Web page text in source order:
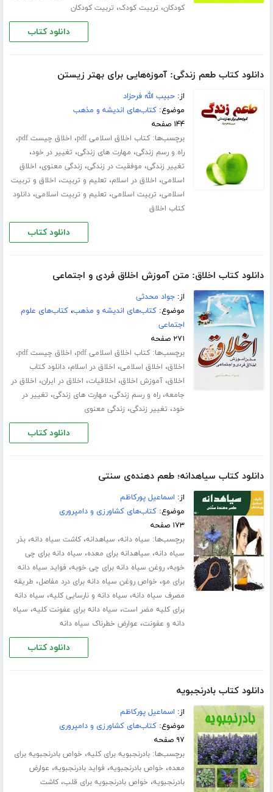
کودکان، تربیت کودک، تربیت کودکان
دانلود کتاب
دانلود کتاب طعم زندگی: آموزه‌هایی برای بهتر زیستن
از:حبیب الله فرحزاد
موضوع:کتاب‌های اندیشه و مذهب
۱۴۴ صفحه
برچسب‌ها:کتاب اخلاق اسلامی pdf ، اخلاق چیست pdf ،
راه و رسم زندگی، مهارت های زندگی، تغییر در خود،
تغییر زندگی، موفقیت در زندگی، زندگی معنوی، اخلاق
اسلامی، اخلاق در اسلام، تعلیم و تربیت، اخلاق و تربیت
اسلامی، تربیت اسلامی، تعلیم و تربیت اسلامی،دانلود
کتاب اخلاق
دانلود کتاب
دانلود کتاب اخلاق: متن آموزش اخلاق فردی و اجتماعی
از:جواد محدثی
موضوع:کتاب‌های اندیشه و مذهب،کتاب‌های علوم
اجتماعی
۲۷۱ صفحه
برچسب‌ها:کتاب اخلاق اسلامی pdf ، اخلاق چیست pdf ،
اخلاق، اخلاق اسلامی، اخلاق در اسلام،دانلود کتاب
اخلاق،آموزش اخلاق، اخلاقیات، اخلاق در ایران، اخلاق در
جامعه،راه و رسم زندگی، مهارت های زندگی، تغییر در
خود، تغییر زندگی، زندگی معنوی
دانلود کتاب
دانلود کتاب سیاهدانه؛ طعم دهنده‌ی سنتی
از: اسماعیل پورکاظم
موضوع:کتاب‌های کشاورزی و دامپروری
۱۷۳ صفحه
برچسب‌ها: سیاه دانه، سیاهدانه،کاشت سیاه دانه،بذر
سیاه دانه، سیاهدانه برای معده، سیاه دانه برای چی
خوبه،روغن سیاه دانه برای چی خوبه، فواید سیاه دانه
برای مو، خواص روغن سیاه دانه برای درد مفاصل، طریقه
مصرف سیاه دانه، سیاه دانه و نارسایی کلیه، سیاه دانه
برای کلیه مضر است، سیاه دانه برای عفونت کلیه، سیاه
دانه و عفونت، عوارض خطرناک سیاه دانه
دانلود کتاب
دانلود کتاب بادرنجبویه
از: اسماعیل پورکاظم
موضوع:کتاب‌های کشاورزی و دامپروری
۹۷ صفحه
برچسب‌ها:بادرنجبویه برای کلیه، خواص بادرنجبویه برای
معده، خواص بادرنجبویه، فواید بادرنجبویه، عوارض
بادرنجبویه، خواص بادرنجبویه برای قلب،کاشت